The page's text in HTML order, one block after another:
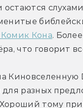
остаются
Кона.
что говорит
Киновселенную
для разных
Хороший тому